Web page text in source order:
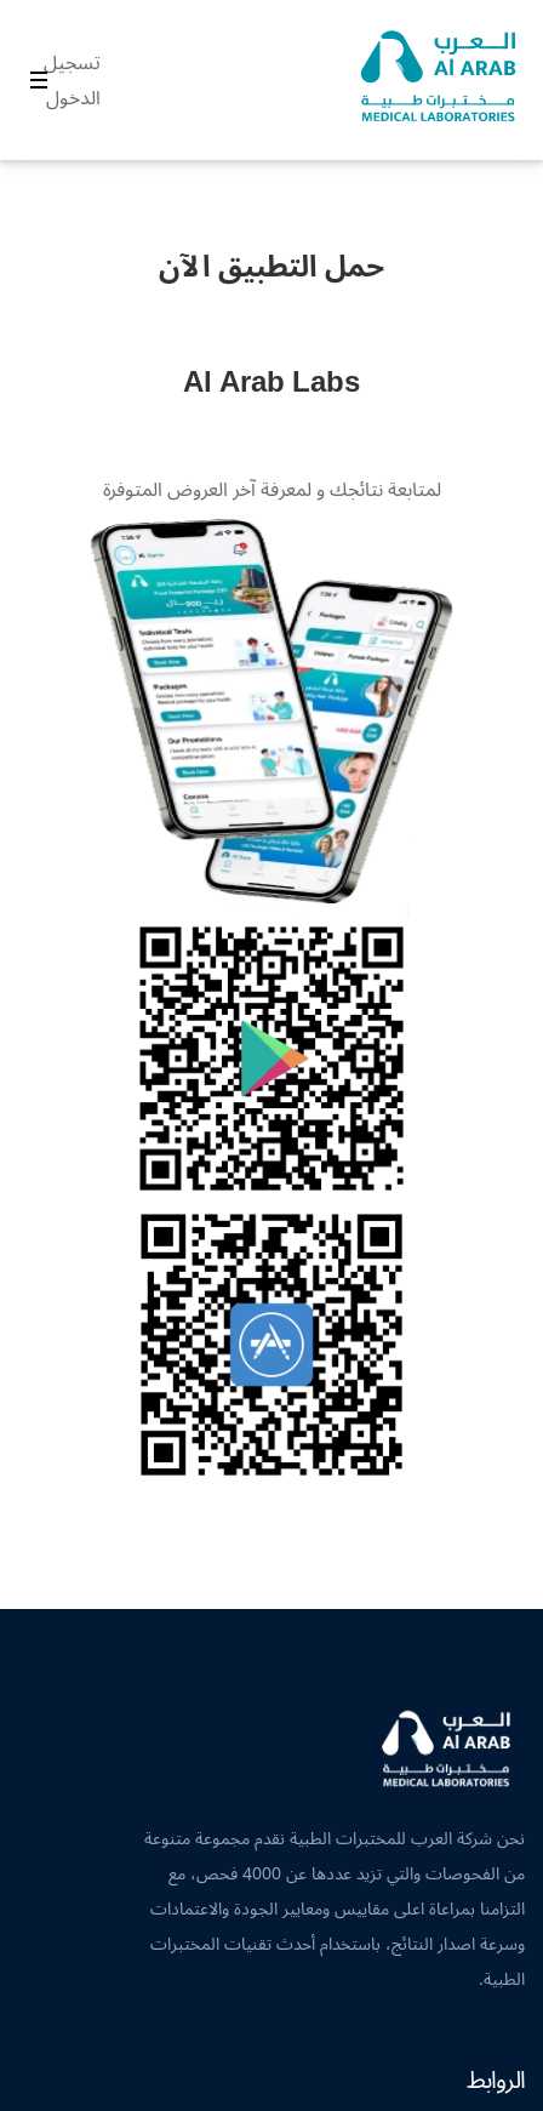
تسجيل
الدخول
حمل التطبيق الآن
Al Arab Labs
لمتابعة نتائجك و لمعرفة آخر العروض المتوفرة
نحن شركة العرب للمختبرات الطبية نقدم مجموعة متنوعة
من الفحوصات والتي تزيد عددها عن 4000 فحص، مع
التزامنا بمراعاة اعلى مقاييس ومعايير الجودة والاعتمادات
وسرعة اصدار النتائج، باستخدام أحدث تقنيات المختبرات
الطبية.
الروابط